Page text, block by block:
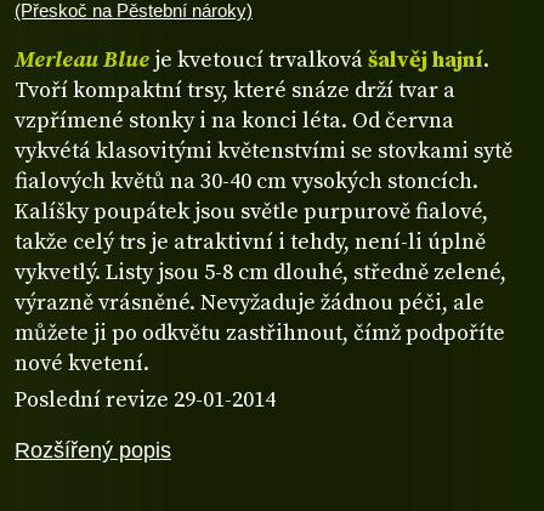
Rozšířený popis
(Přeskoč na Pěstební nároky)
Merleau Blue je kvetoucí trvalkovášalvěj hajní.
Tvoří kompaktní trsy, které snáze drží tvar a
vzpřímené stonky i na konci léta. Od června
vykvétá klasovitými květenstvími se stovkami sytě
fialových květů na 30-40 cm vysokých stoncích.
Kalíšky poupátek jsou světle purpurově fialové,
takže celý trs je atraktivní i tehdy, není-li úplně
vykvetlý. Listy jsou 5-8 cm dlouhé, středně zelené,
výrazně vrásněné. Nevyžaduje žádnou péči, ale
můžete ji po odkvětu zastřihnout, čímž podpoříte
nové kvetení.
Poslední revize 29-01-2014